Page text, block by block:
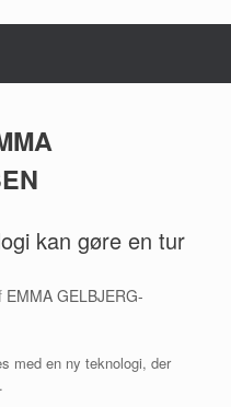
kan gøre en tur
EMMA GELBJERG-
med en ny teknologi, der